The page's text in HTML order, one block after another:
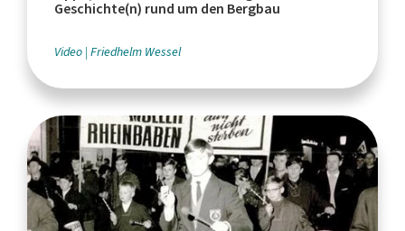
Geschichte(n) rund um den Bergbau
Video Friedhelm Wessel